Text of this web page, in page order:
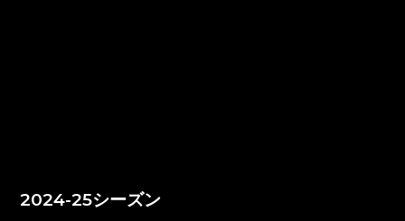
2024-25シーズン